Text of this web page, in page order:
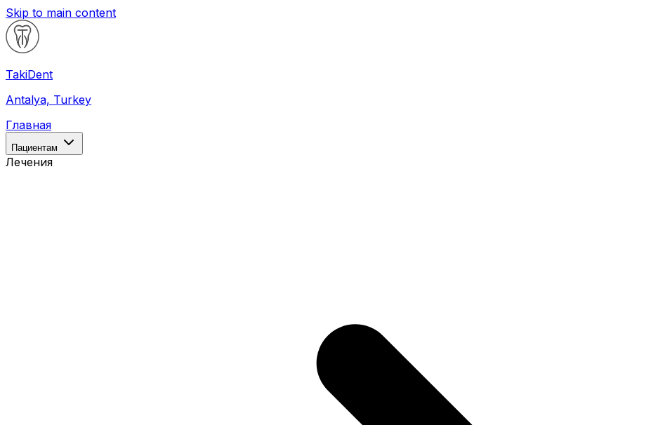
Skip to main content
TakiDent
Antalya, Turkey
Главная
Пациентам
Лечения